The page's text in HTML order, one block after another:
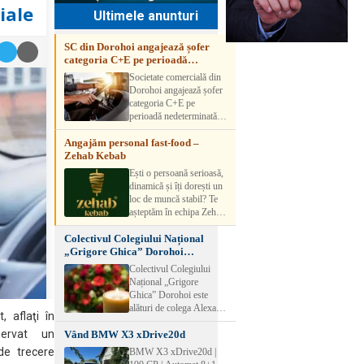
aflaţi în
un
trecere
Ultimele anunturi
SC din Dorohoi angajează șofer
categoria C+E pe perioadă
nedeterminatăSocietate comercială din
Dorohoi angajează șofer
categoria C+E pe
perioadă nedeterminată.
Candidatul trebuie să
aibă experiență și atestat
detalii, vă rog să sunați la
numărul de telefon.
Angajăm personal fast-food –
Zehab Kebab
Ești o persoană serioasă,
dinamică și îți dorești un
loc de muncă stabil? Te
așteptăm în echipa Zehab
Kebab! Posturi
disponibile: -
SHAORMAR AJUTOR
BUCATAR 2/posturi -
LUCRATOR
COMERCIAL
VANZATOR /2 posturi
muncă Program flexibil
Salariu motivant, în
funcție de experienț
Colectivul Colegiului Național
„Grigore Ghica” Dorohoi
transmite sincere condoleanțe
Colectivul Colegiului
Național „Grigore
Ghica” Dorohoi este
alături de colega Alexa
Lăcrămioara la trecerea în
neființă a soțului și
transmite sincere
condoleanțe familiei.
Vând BMW X3 xDrive20d
BMW X3 xDrive20d |